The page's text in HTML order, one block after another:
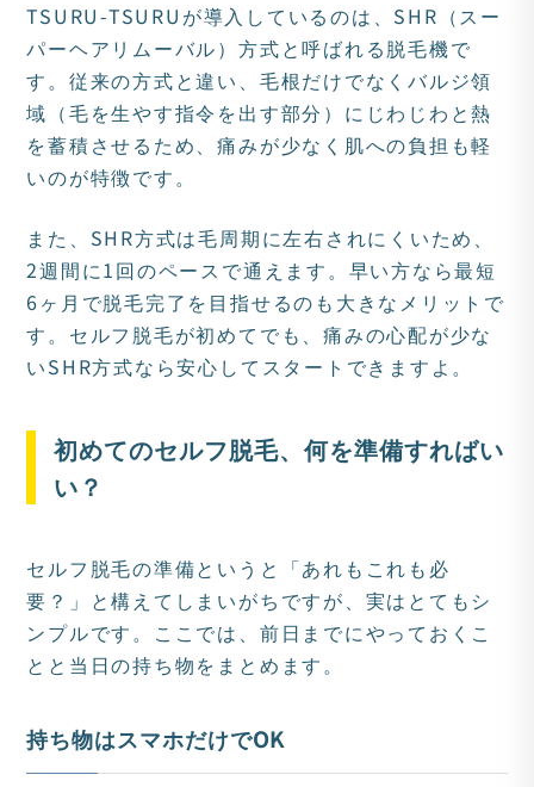
TSURU-TSURUが導入しているのは、SHR（スー
パーヘアリムーバル）方式と呼ばれる脱毛機で
す。従来の方式と違い、毛根だけでなくバルジ領
域（毛を生やす指令を出す部分）にじわじわと熱
を蓄積させるため、痛みが少なく肌への負担も軽
いのが特徴です。
また、SHR方式は毛周期に左右されにくいため、
2週間に1回のペースで通えます。早い方なら最短
6ヶ月で脱毛完了を目指せるのも大きなメリットで
す。セルフ脱毛が初めてでも、痛みの心配が少な
いSHR方式なら安心してスタートできますよ。
初めてのセルフ脱毛、何を準備すればい
い？
セルフ脱毛の準備というと「あれもこれも必
要？」と構えてしまいがちですが、実はとてもシ
ンプルです。ここでは、前日までにやっておくこ
とと当日の持ち物をまとめます。
持ち物はスマホだけでOK